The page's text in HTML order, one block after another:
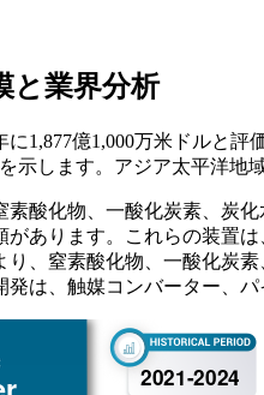
と業界分析
1,877億1,000万米ドルと
示します。アジア太平洋地
素酸化物、一酸化炭素、炭
あります。これらの装置
、窒素酸化物、一酸化炭
は、触媒コンバーター、